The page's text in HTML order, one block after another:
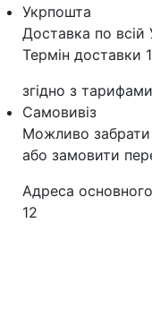
Укрпошта
Доставка по всій
Термін доставки
згідно з
Самовивіз
Можливо забрати
або замовити
Адреса
12